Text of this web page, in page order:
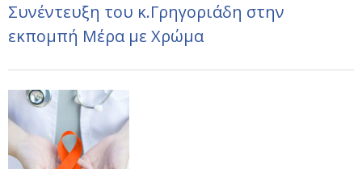
Συνέντευξη του κ.Γρηγοριάδη στην
εκπομπή Μέρα με Χρώμα